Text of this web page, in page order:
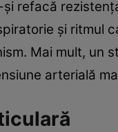
refacă
și ritmul
Mai mult, un
arterială